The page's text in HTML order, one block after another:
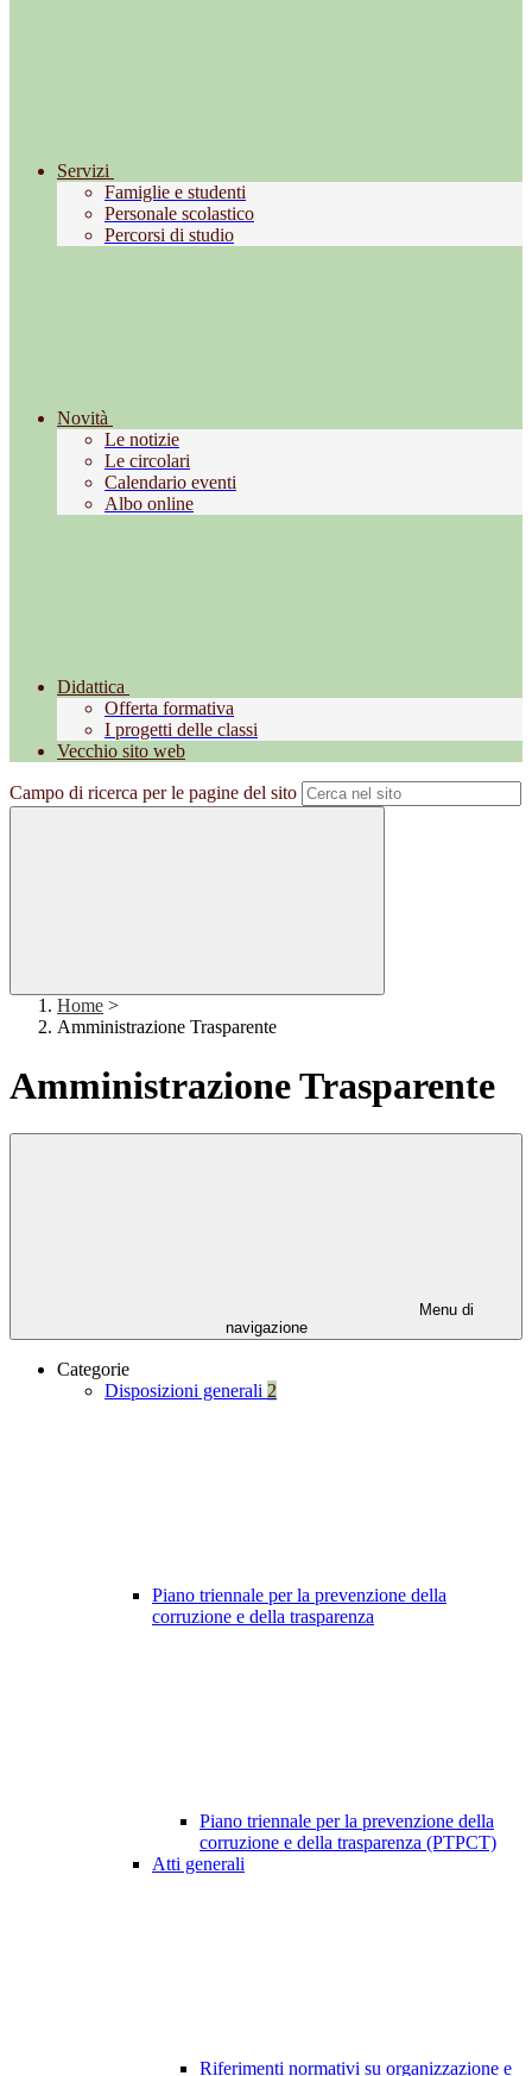
Servizi
Famiglie e studenti
Personale scolastico
Percorsi di studio
Novità
Le notizie
Le circolari
Calendario eventi
Albo online
Didattica
Offerta formativa
I progetti delle classi
Vecchio sito web
Campo di ricerca per le pagine del sito
Home >
Amministrazione Trasparente
Amministrazione Trasparente
Menu di
navigazione
Categorie
Disposizioni generali 2
Piano triennale per la prevenzione della
corruzione e della trasparenza
Piano triennale per la prevenzione della
corruzione e della trasparenza (PTPCT)
Atti generali
Riferimenti normativi su organizzazione e